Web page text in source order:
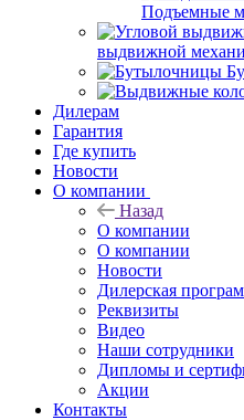
Подъемные
выдвижной
Дилерам
Гарантия
Где купить
Новости
О компании
Назад
О компании
О компании
Новости
Дилерская
Реквизиты
Видео
Наши сотрудники
Дипломы и
Акции
Контакты